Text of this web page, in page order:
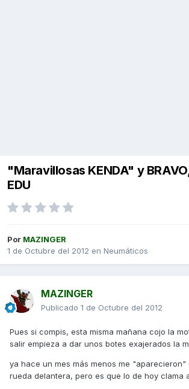
"Maravillosas KENDA" y
EDU
Por MAZINGER
1 de Octubre del 2012 en Neumáticos
MAZINGER
Publicado 1 de Octubre del 2012
Pues si compis, esta misma mañana cojo la
salir empieza a dar unos botes exajerados la
ya hace un mes más menos me "aparecieron"
rueda delantera, pero es que lo de hoy clama